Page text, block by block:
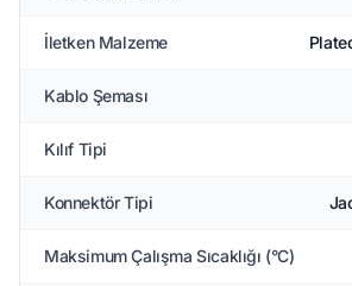
İletken Malzeme
Kablo Şeması
Kılıf Tipi
Konnektör Tipi
Maksimum Çalışma Sıcaklığı (°C)